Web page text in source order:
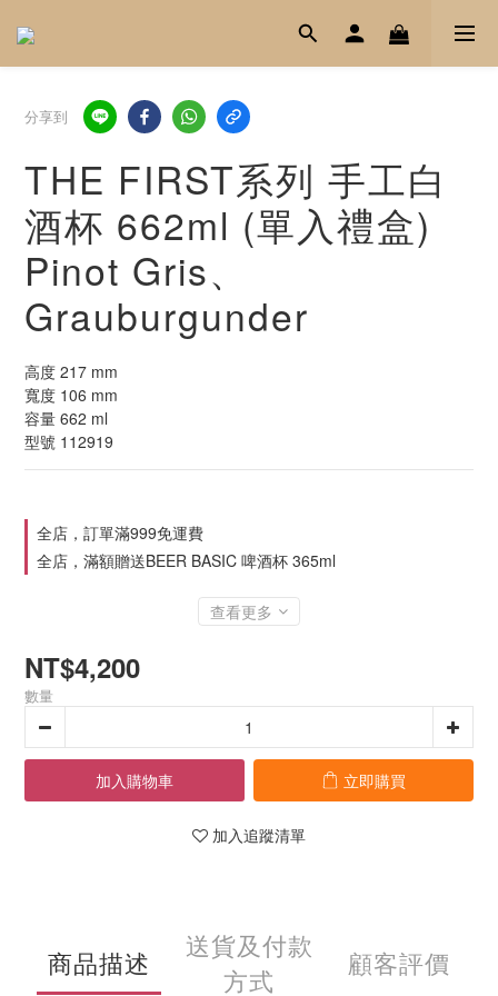
分享到
THE FIRST系列 手工白
酒杯 662ml (單入禮盒)
Pinot Gris、
Grauburgunder
高度 217 mm
寬度 106 mm
容量 662 ml
型號 112919
全店，訂單滿999免運費
全店，滿額贈送BEER BASIC 啤酒杯 365ml
查看更多
NT$4,200
數量
加入購物車 立即購買
加入追蹤清單
商品描述
送貨及付款
方式
顧客評價